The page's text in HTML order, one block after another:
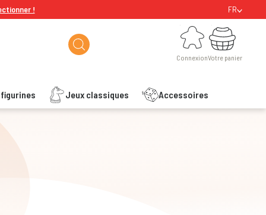
! FR
Connexion
Connexion
Jeux classiques Accessoires
Votre panier
Votre panier